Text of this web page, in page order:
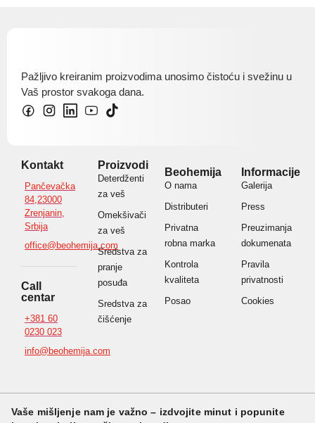
Pažljivo kreiranim proizvodima unosimo čistoću i svežinu u
Vaš prostor svakoga dana.
Kontakt
Pančevačka
84,23000
Zrenjanin,
Srbija
office@beohemija.com
Call
centar
+381 60
0230 023
info@beohemija.com
Proizvodi
Deterdženti
za veš
Omekšivači
za veš
Sredstva za
pranje
posuđa
Sredstva za
čišćenje
Beohemija
O nama
Distributeri
Privatna
robna marka
Kontrola
kvaliteta
Posao
Informacije
Galerija
Press
Preuzimanja
dokumenata
Pravila
privatnosti
Cookies
Vaše mišljenje nam je važno – izdvojite minut i popunite